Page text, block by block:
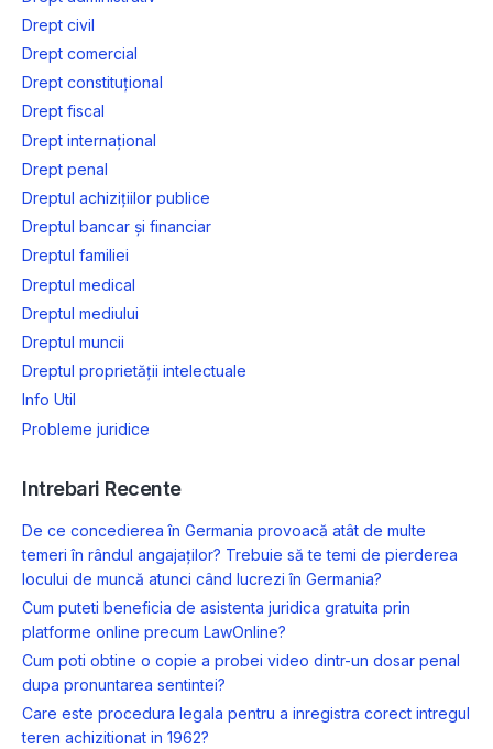
Drept civil
Drept comercial
Drept constituțional
Drept fiscal
Drept internațional
Drept penal
Dreptul achizițiilor publice
Dreptul bancar și financiar
Dreptul familiei
Dreptul medical
Dreptul mediului
Dreptul muncii
Dreptul proprietății intelectuale
Info Util
Probleme juridice
Intrebari Recente
De ce concedierea în Germania provoacă atât de multe
temeri în rândul angajaților? Trebuie să te temi de pierderea
locului de muncă atunci când lucrezi în Germania?
Cum puteti beneficia de asistenta juridica gratuita prin
platforme online precum LawOnline?
Cum poti obtine o copie a probei video dintr-un dosar penal
dupa pronuntarea sentintei?
Care este procedura legala pentru a inregistra corect intregul
teren achizitionat in 1962?